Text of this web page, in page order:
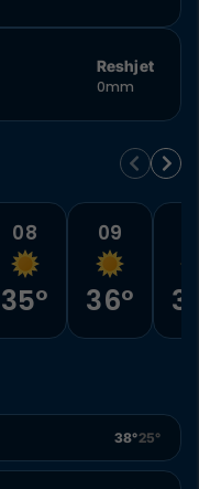
Reshjet
0mm
08
35°
09
36°
38°25°